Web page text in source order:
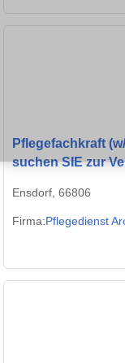
Pflegefachkraft
suchen SIE zur
Ensdorf, 66806
Firma:Pflegedienst